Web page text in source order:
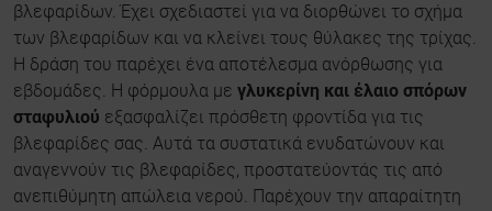
βλεφαρίδων. Έχει σχεδιαστεί για να διορθώνει το σχήμα
των βλεφαρίδων και να κλείνει τους θύλακες της τρίχας.
Η δράση του παρέχει ένα αποτέλεσμα ανόρθωσης για
εβδομάδες. Η φόρμουλα με γλυκερίνη και έλαιο σπόρων
σταφυλιού εξασφαλίζει πρόσθετη φροντίδα για τις
βλεφαρίδες σας. Αυτά τα συστατικά ενυδατώνουν και
αναγεννούν τις βλεφαρίδες, προστατεύοντάς τις από
ανεπιθύμητη απώλεια νερού. Παρέχουν την απαραίτητη